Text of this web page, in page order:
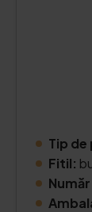
Tip
Fitil: